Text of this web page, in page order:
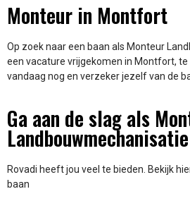
Monteur in Montfort
Op zoek naar een baan als Monteur
een vacature vrijgekomen in Montfort,
vandaag nog en verzeker jezelf van de
Ga aan de slag als
Landbouwmechanisatie
Rovadi heeft jou veel te bieden. Bekijk
baan